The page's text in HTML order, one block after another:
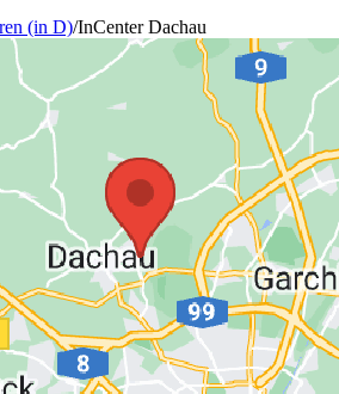
(in D)/InCenter Dachau